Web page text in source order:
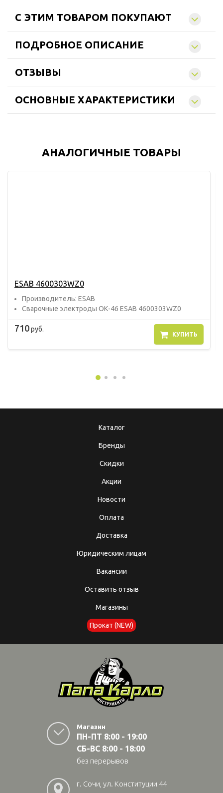
C ЭТИМ ТОВАРОМ ПОКУПАЮТ
ПОДРОБНОЕ ОПИСАНИЕ
ОТЗЫВЫ
ОСНОВНЫЕ ХАРАКТЕРИСТИКИ
АНАЛОГИЧНЫЕ ТОВАРЫ
ESAB 4600303WZ0
Прoизвoдитель: ESAB
Сварочные электроды ОК-46 ESAB 4600303WZ0
710руб.
КУПИТЬ
Каталог
Бренды
Скидки
Акции
Новости
Оплата
Доставка
Юридическим лицам
Вакансии
Оставить отзыв
Магазины
Прокат (NEW)
Магазин
ПН-ПТ 8:00 - 19:00
СБ-ВС 8:00 - 18:00
без перерывов
г. Сочи, ул. Конституции 44